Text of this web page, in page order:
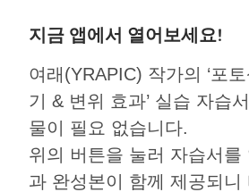
지금 앱에서 열어보세요!
여래(YRAPIC) 작가의 ‘포
기 & 변위 효과’ 실습 자습
물이 필요 없습니다.
위의 버튼을 눌러 자습서를
과 완성본이 함께 제공되니